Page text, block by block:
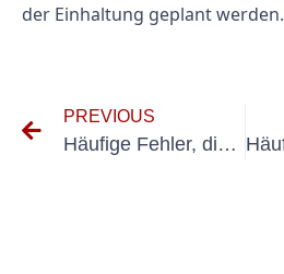
der Einhaltung geplant werden.
PREVIOUS
Häufige Fehler, die Sie bei UVV-Fahrzeugkontrollen vermeiden sollten